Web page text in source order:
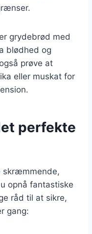
grydebrød med
blødhed og
prøve at
eller muskat for
perfekte
skræmmende,
opnå fantastiske
råd til at sikre,
gang: